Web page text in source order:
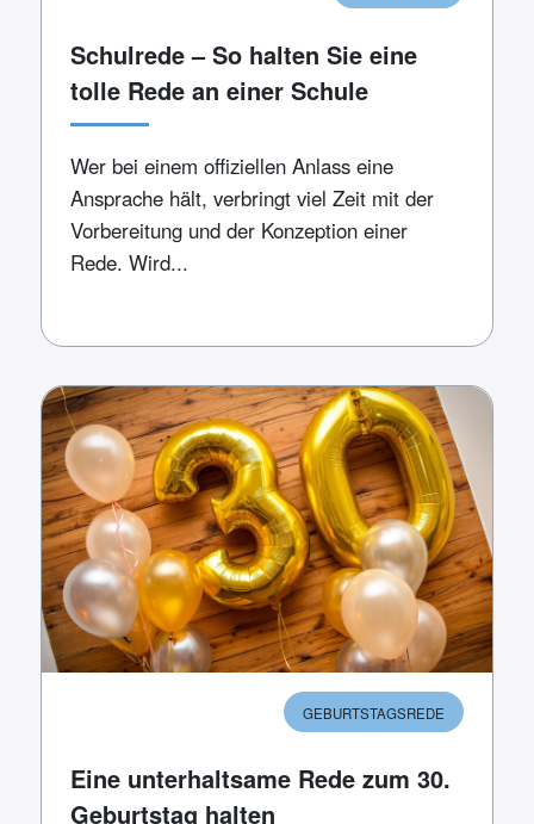
Schulrede – So halten Sie eine
tolle Rede an einer Schule
Wer bei einem offiziellen Anlass eine
Ansprache hält, verbringt viel Zeit mit der
Vorbereitung und der Konzeption einer
Rede. Wird...
GEBURTSTAGSREDE
Eine unterhaltsame Rede zum 30.
Geburtstag halten